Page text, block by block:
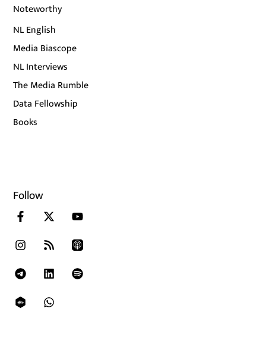
Noteworthy
NL English
Media Biascope
NL Interviews
The Media Rumble
Data Fellowship
Books
Follow